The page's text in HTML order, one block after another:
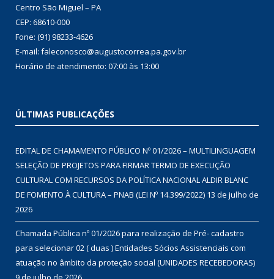
Centro São Miguel – PA
CEP: 68610-000
Fone: (91) 98233-4626
E-mail: faleconosco@augustocorrea.pa.gov.br
Horário de atendimento: 07:00 às 13:00
ÚLTIMAS PUBLICAÇÕES
EDITAL DE CHAMAMENTO PÚBLICO Nº 01/2026 – MULTILINGUAGEM
SELEÇÃO DE PROJETOS PARA FIRMAR TERMO DE EXECUÇÃO
CULTURAL COM RECURSOS DA POLÍTICA NACIONAL ALDIR BLANC
DE FOMENTO À CULTURA – PNAB (LEI Nº 14.399/2022) 13 de julho de
2026
Chamada Pública nº 01/2026 para realização de Pré- cadastro
para selecionar 02 ( duas ) Entidades Sócios Assistenciais com
atuação no âmbito da proteção social (UNIDADES RECEBEDORAS)